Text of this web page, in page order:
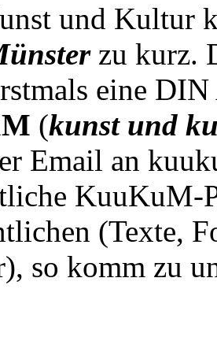
und Kultur
zu kurz.
eine
(kunst und
Email an
KuuKuM-
(Texte,
so komm zu